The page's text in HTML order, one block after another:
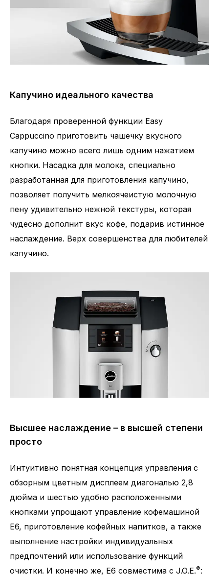
Капучино идеального качества
Благодаря проверенной функции Easy
Cappuccino приготовить чашечку вкусного
капучино можно всего лишь одним нажатием
кнопки. Насадка для молока, специально
разработанная для приготовления капучино,
позволяет получить мелкоячеистую молочную
пену удивительно нежной текстуры, которая
чудесно дополнит вкус кофе, подарив истинное
наслаждение. Верх совершенства для любителей
капучино.
Высшее наслаждение – в высшей степени
просто
Интуитивно понятная концепция управления с
обзорным цветным дисплеем диагональю 2,8
дюйма и шестью удобно расположенными
кнопками упрощают управление кофемашиной
E6, приготовление кофейных напитков, а также
выполнение настройки индивидуальных
предпочтений или использование функций
очистки. И конечно же, Е6 совместима с J.O.E.®: